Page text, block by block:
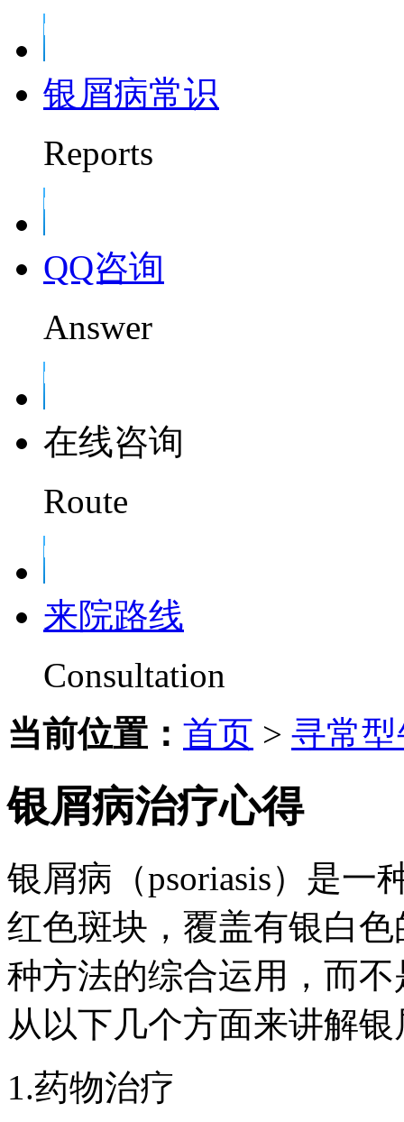
银屑病常识
Reports
QQ咨询
Answer
在线咨询
Route
来院路线
Consultation
当前位置： 首页 > 寻常
银屑病治疗心得
银屑病（psoriasis）是一
红色斑块，覆盖有银白
种方法的综合运用，而
从以下几个方面来讲解
1.药物治疗